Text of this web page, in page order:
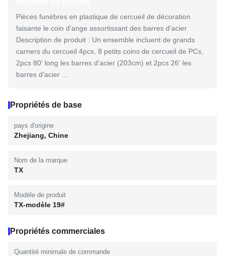
Pièces funèbres en plastique de cercueil de décoration
faisante le coin d'ange assortissant des barres d'acier
Description de produit : Un ensemble incluent de grands
carners du cercueil 4pcs, 8 petits coins de cercueil de PCs,
2pcs 80' long les barres d'acier (203cm) et 2pcs 26' les
barres d'acier ...
Propriétés de base
pays d'origine
Zhejiang, Chine
Nom de la marque
TX
Modèle de produit
TX-modèle 19#
Propriétés commerciales
Quantité minimale de commande